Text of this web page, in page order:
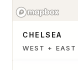
CHELSEA
WEST + EAST